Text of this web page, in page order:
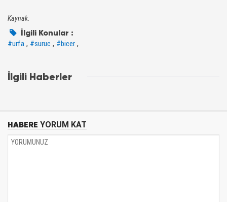
Kaynak:
İlgili Konular :
#urfa , #suruc , #bicer ,
İlgili Haberler
HABERE YORUM KAT